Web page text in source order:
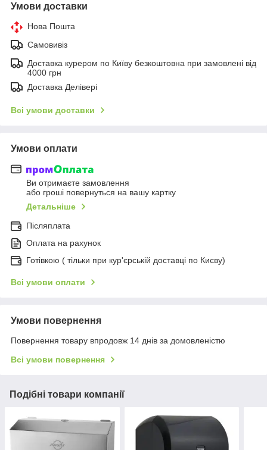
Умови доставки
Нова Пошта
Самовивіз
Доставка курером по Київу безкоштовна при замовлені від
4000 грн
Доставка Делівері
Всі умови доставки
Умови оплати
Ви отримаєте замовлення
або гроші повернуться на вашу картку
Детальніше
Післяплата
Оплата на рахунок
Готівкою ( тільки при кур'єрській доставці по Києву)
Всі умови оплати
Умови повернення
Повернення товару впродовж 14 днів за домовленістю
Всі умови повернення
Подібні товари компанії